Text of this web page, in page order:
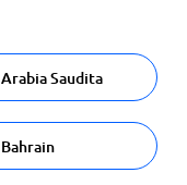
Arabia Saudita
Bahrain